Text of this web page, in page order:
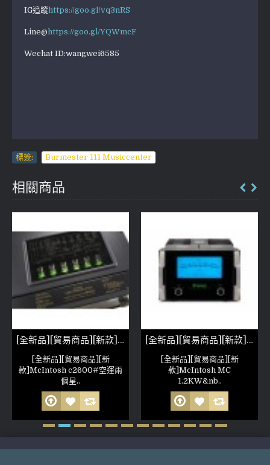
IG追蹤https://goo.gl/vq3nRS
Line@https://goo.gl/YQWmcF
Wechat ID:wangwei6585
標簽: Burmester 111 Musiccenter
相關商品
[全新品][貿易商品][新款]McIntosh c2600
[全新品][貿易商品][新
款]McIntosh c2600#空運兩
個星..
[全新品][貿易商品][新款]McIntosh MC 1.2KW
[全新品][貿易商品][新
款]McIntosh MC
1.2KW&nb..